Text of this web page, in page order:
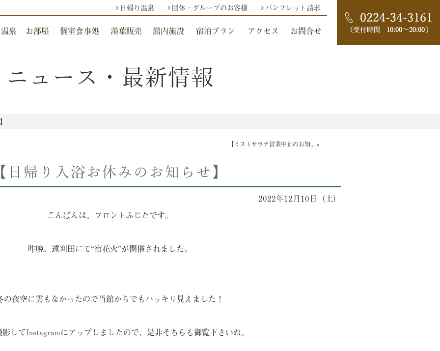
日帰り温泉 団体・グループのお客様 パンフレット請求
温泉 お部屋 個室食事処 湯葉販売 館内施設 宿泊プラン アクセス お問合せ
ニュース・最新情報
【ミストサウナ営業中止のお知... »
日帰り入浴お休みのお知らせ】
2022年12月10日（土）
こんばんは。フロントふじたです。
昨晩、遠刈田にて“宿花火”が開催されました。
の夜空に雲もなかったので当館からでもハッキリ見えました！
してInstagramにアップしましたので、是非そちらも御覧下さいね。